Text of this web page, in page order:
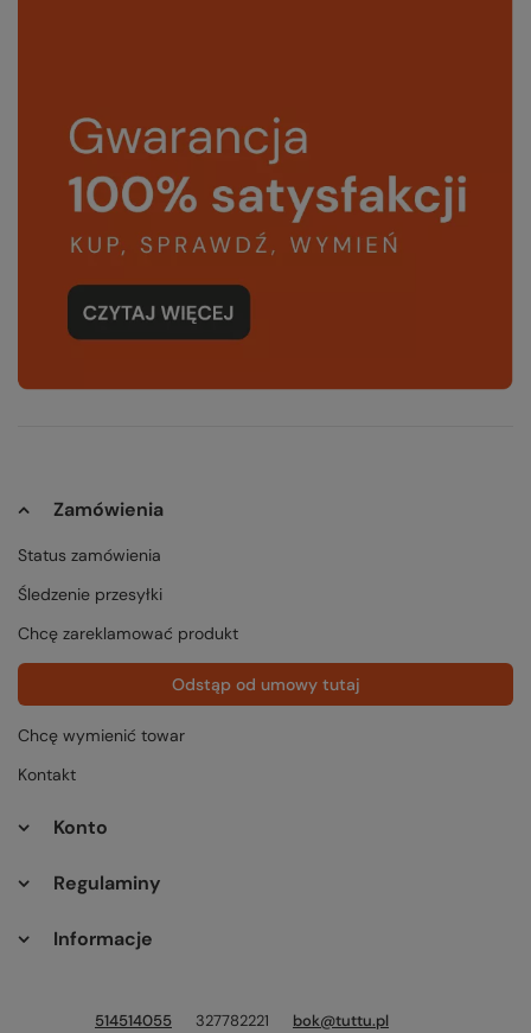
Zamówienia
Status zamówienia
Śledzenie przesyłki
Chcę zareklamować produkt
Odstąp od umowy tutaj
Chcę wymienić towar
Kontakt
Konto
Regulaminy
Informacje
514514055 327782221 bok@tuttu.pl